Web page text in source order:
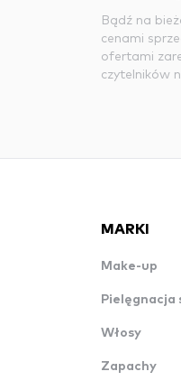
Bądź na
cenami
ofertami
czytelników
MARKI
Make-up
Pielęgnacja
Włosy
Zapachy